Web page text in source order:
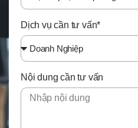
Dịch vụ cần tư vấn*
Nội dung cần tư vấn